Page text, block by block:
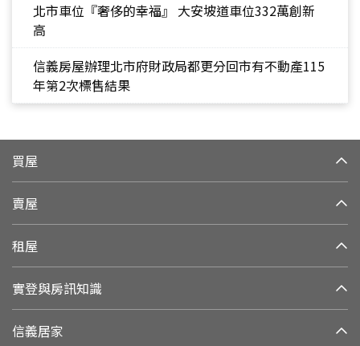
北市車位『奢侈的幸福』 大安坡道車位332萬創新
高
信義房屋辦理北市府財政局都更分回市有不動產115
年第2次標售結果
買屋
賣屋
租屋
實登與房訊知識
信義居家